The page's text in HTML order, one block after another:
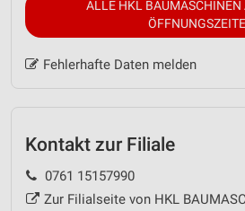
ALLE HKL BAUMASCHINEN
Fehlerhafte Daten melden
Kontakt zur Filiale
0761 15157990
Zur Filialseite von HKL